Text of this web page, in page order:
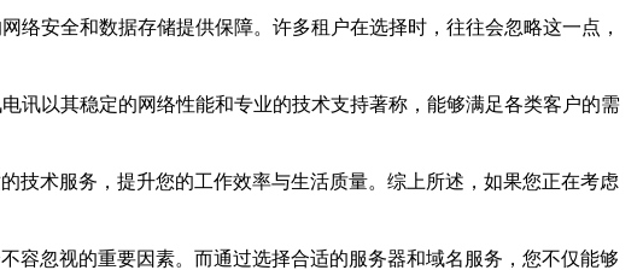
安全和数据存储提供保障。许多租户在选择时，往往会忽略这一点，
讯以其稳定的网络性能和专业的技术支持著称，能够满足各类客户的需
技术服务，提升您的工作效率与生活质量。综上所述，如果您正在考虑
容忽视的重要因素。而通过选择合适的服务器和域名服务，您不仅能够